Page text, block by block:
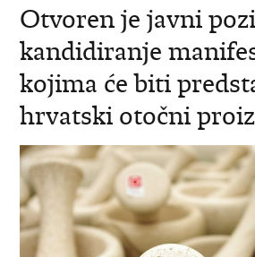
Otvoren je javni
kandidiranje
kojima će biti
hrvatski otočni